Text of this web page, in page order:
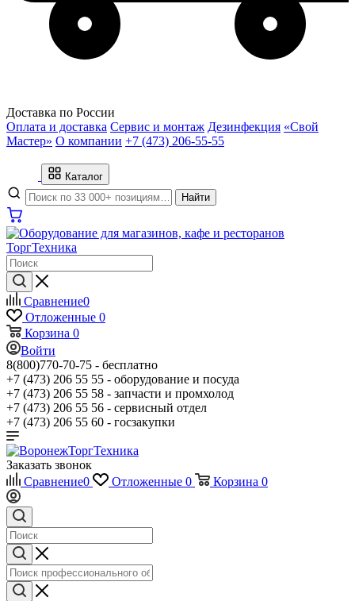
Доставка по России
Оплата и доставка Сервис и монтаж Дезинфекция «Свой
Мастер» О компании +7 (473) 206-55-55
Каталог
Найти
Сравнение0
Отложенные 0
Корзина 0
Войти
8(800)770-70-75 - бесплатно
+7 (473) 206 55 55 - оборудование и посуда
+7 (473) 206 55 58 - запчасти и промхолод
+7 (473) 206 55 56 - сервисный отдел
+7 (473) 206 55 60 - госзакупки
Заказать звонок
Сравнение0 Отложенные 0 Корзина 0